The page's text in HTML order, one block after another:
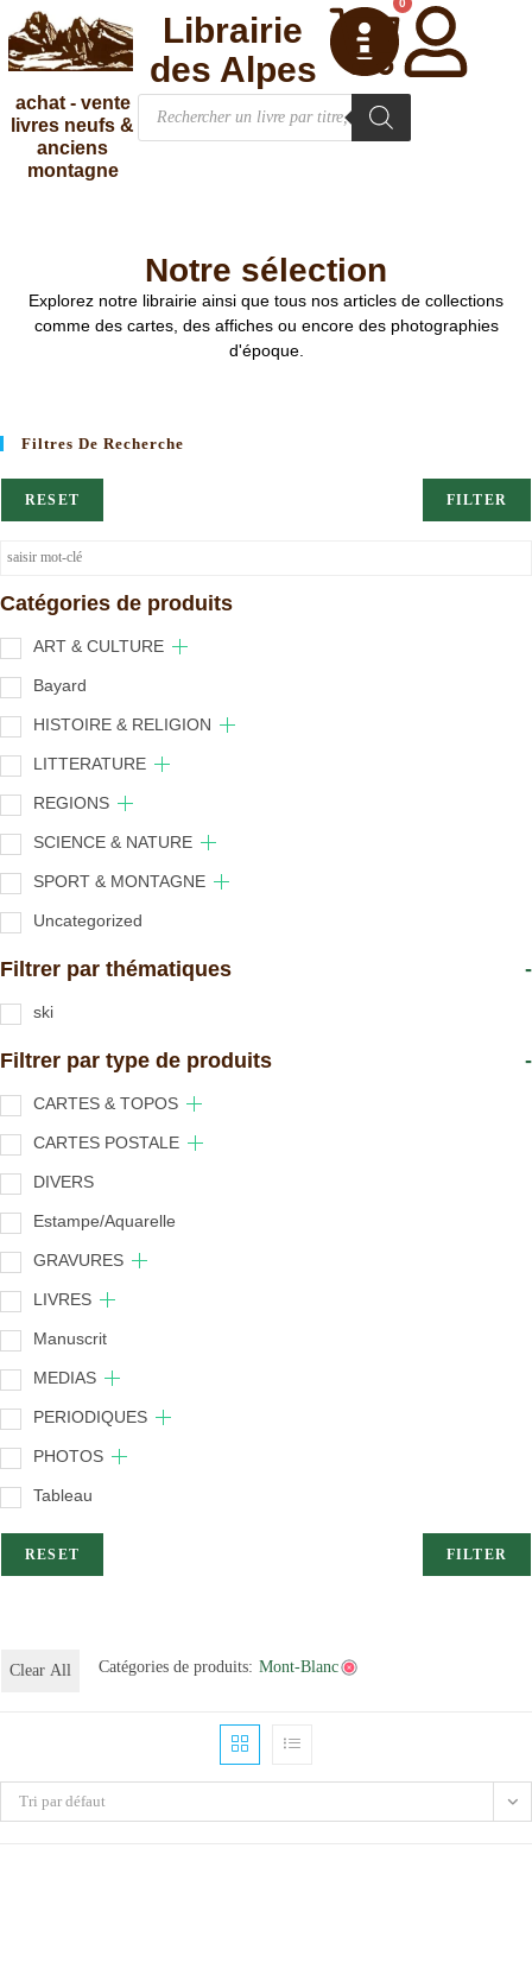
achat - vente
livres neufs &
anciens
montagne
0
Librairie
des Alpes
Notre sélection
Explorez notre librairie ainsi que tous nos articles de collections
comme des cartes, des affiches ou encore des photographies
d'époque.
Filtres De Recherche
RESET FILTER
Catégories de produits
ART & CULTURE
Bayard
HISTOIRE & RELIGION
LITTERATURE
REGIONS
SCIENCE & NATURE
SPORT & MONTAGNE
Uncategorized
Filtrer par thématiques -
ski
Filtrer par type de produits -
CARTES & TOPOS
CARTES POSTALE
DIVERS
Estampe/Aquarelle
GRAVURES
LIVRES
Manuscrit
MEDIAS
PERIODIQUES
PHOTOS
Tableau
RESET FILTER
Clear All Catégories de produits: Mont-Blanc
Tri par défaut